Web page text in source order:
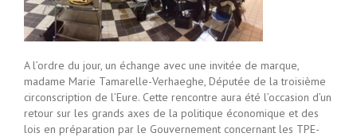
A l’ordre du jour, un échange avec une invitée de marque,
madame Marie Tamarelle-Verhaeghe, Députée de la troisième
circonscription de l’Eure. Cette rencontre aura été l’occasion d’un
retour sur les grands axes de la politique économique et des
lois en préparation par le Gouvernement concernant les TPE-